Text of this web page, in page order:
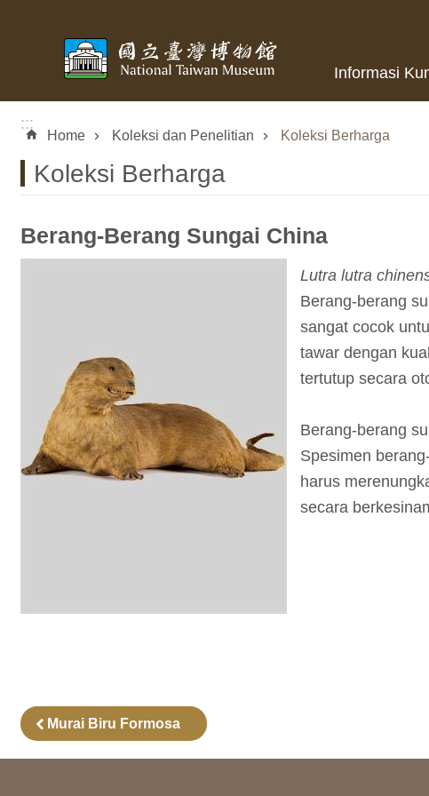
Informasi
:::
Home Koleksi dan Penelitian Koleksi Berharga
Koleksi Berharga
Berang-Berang Sungai China
Lutra lutra
Berang-berang
sangat cocok
tawar dengan
tertutup secara
Berang-berang
Spesimen
harus
secara
Murai Biru Formosa